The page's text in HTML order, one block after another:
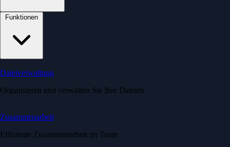
Dateiverwaltung
Organisieren und verwalten Sie Ihre Dateien
Zusammenarbeit
Effiziente Zusammenarbeit im Team